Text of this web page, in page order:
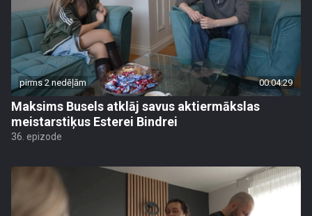
pirms 2 nedēļām 00:04:29
Maksims Busels atklāj savus aktiermākslas
meistarstiķus Esterei Bindrei
36. epizode